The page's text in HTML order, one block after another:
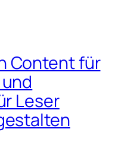
Content für
Leser